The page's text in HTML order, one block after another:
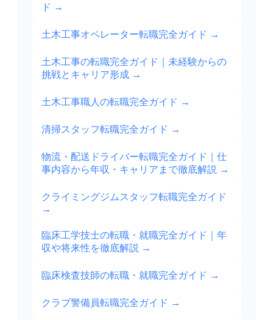
ド →
土木工事オペレーター転職完全ガイド →
土木工事の転職完全ガイド｜未経験からの
挑戦とキャリア形成 →
土木工事職人の転職完全ガイド →
清掃スタッフ転職完全ガイド →
物流・配送ドライバー転職完全ガイド｜仕
事内容から年収・キャリアまで徹底解説 →
クライミングジムスタッフ転職完全ガイド
→
臨床工学技士の転職・就職完全ガイド｜年
収や将来性を徹底解説 →
臨床検査技師の転職・就職完全ガイド →
クラブ警備員転職完全ガイド →